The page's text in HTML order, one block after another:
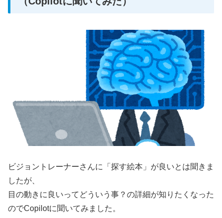
ビジョントレーナーさんに「探す絵本」が良いとは聞きま
したが、
目の動きに良いってどういう事？の詳細が知りたくなった
のでCopilotに聞いてみました。